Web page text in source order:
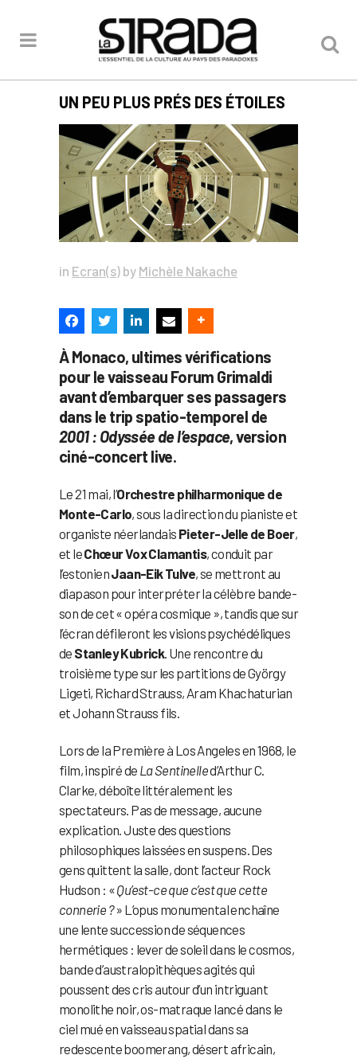
UN PEU PLUS PRÉS DES ÉTOILES
in Ecran(s) by Michèle Nakache
À Monaco, ultimes vérifications
pour le vaisseau Forum Grimaldi
avant d’embarquer ses passagers
dans le trip spatio-temporel de
2001 : Odyssée de l’espace, version
ciné-concert live.
Le 21 mai, l’Orchestre philharmonique de
Monte-Carlo, sous la direction du pianiste et
organiste néerlandais Pieter-Jelle de Boer,
et leChœur Vox Clamantis, conduit par
l’estonienJaan-Eik Tulve, se mettront au
diapason pour interpréter la célèbre bande-
son de cet « opéra cosmique », tandis que sur
l’écran défileront les visions psychédéliques
de Stanley Kubrick. Une rencontre du
troisième type sur les partitions de György
Ligeti, Richard Strauss, Aram Khachaturian
et Johann Strauss fils.
Lors de la Première à Los Angeles en 1968, le
film, inspiré de La Sentinelled’Arthur C.
Clarke, déboîte littéralement les
spectateurs. Pas de message, aucune
explication. Juste des questions
philosophiques laissées en suspens. Des
gens quittent la salle, dont l’acteur Rock
Hudson : «Qu’est-ce que c’est que cette
connerie ?» L’opus monumental enchaîne
une lente succession de séquences
hermétiques : lever de soleil dans le cosmos,
bande d’australopithèques agités qui
poussent des cris autour d’un intriguant
monolithe noir, os-matraque lancé dans le
ciel mué en vaisseau spatial dans sa
redescente boomerang, désert africain,